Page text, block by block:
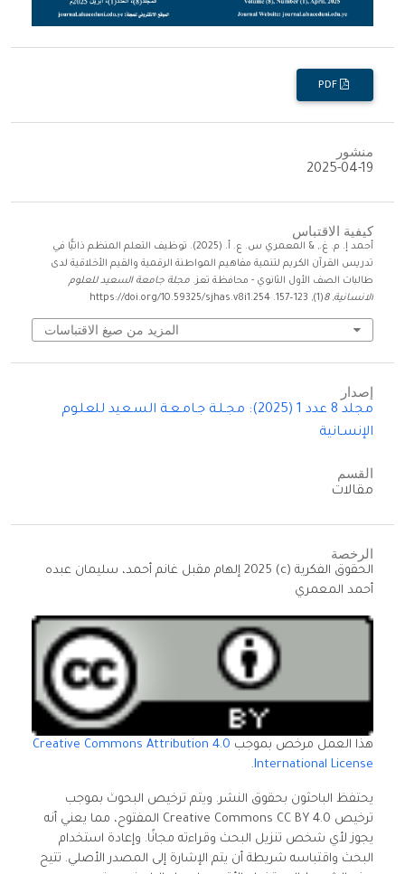
منشور
2025-04-19
كيفية الاقتباس
أحمد إ. م. غ., & المعمري س. ع. أ. (2025). توظيف التعلم المنظم ذاتيًّا في
تدريس القرآن الكريم لتنمية مفاهيم المواطنة الرقمية والقيم الأخلاقية لدى
طالبات الصف الأول الثانوي - محافظة تعز. مجلة جامعة السعيد للعلوم
الانسانية,
8
(1), 123–157. https://doi.org/10.59325/sjhas.v8i1.254
المزيد من صيغ الاقتباسات
إصدار
مجلد 8 عدد 1 (2025): مجـلـة جـامـعـة السـعيد للعلـوم
الإنسـانية
القسم
مقالات
الرخصة
الحقوق الفكرية (c) 2025 إلهام مقبل غانم أحمد، سليمان عبده
أحمد المعمري
هذا العمل مرخص بموجب Creative Commons Attribution 4.0
International License
.
يحتفظ الباحثون بحقوق النشر. ويتم ترخيص البحوث بموجب
ترخيص Creative Commons CC BY 4.0 المفتوح، مما يعني أنه
يجوز لأي شخص تنزيل البحث وقراءته مجانًا. وإعادة استخدام
البحث واقتباسه شريطة أن يتم الإشارة إلى المصدر الأصلي. تتيح